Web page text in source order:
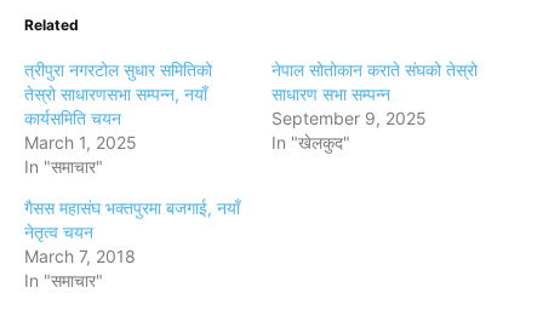
Related
त्रीपुरा नगरटोल सुधार समितिको
तेस्रो साधारणसभा सम्पन्न, नयाँ
कार्यसमिति चयन
March 1, 2025
In "समाचार"
नेपाल सोतोकान कराते संघको तेस्रो
साधारण सभा सम्पन्न
September 9, 2025
In "खेलकुद"
गैसस महासंघ भक्तपुरमा बजगाई, नयाँ
नेतृत्व चयन
March 7, 2018
In "समाचार"